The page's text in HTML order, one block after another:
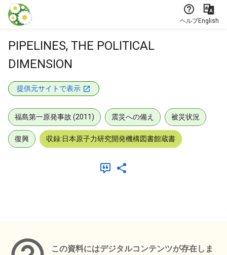
本文に飛ぶ
ヘルプEnglish
PIPELINES, THE POLITICAL
DIMENSION
提供元サイトで表示
福島第一原発事故 (2011) 震災への備え 被災状況
復興 収録:日本原子力研究開発機構図書館蔵書
この資料にはデジタルコンテンツが存在しま